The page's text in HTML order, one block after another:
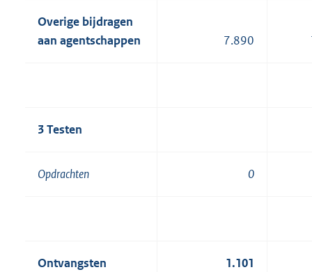
Overige bijdragen
aan agentschappen
7.890
3 Testen
Opdrachten 0
Ontvangsten 1.101